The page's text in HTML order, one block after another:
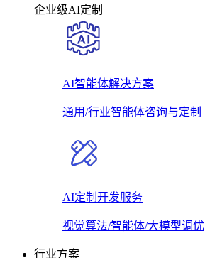
企业级AI定制
AI智能体解决方案
通用/行业智能体咨询与定制
AI定制开发服务
视觉算法/智能体/大模型调优
行业方案